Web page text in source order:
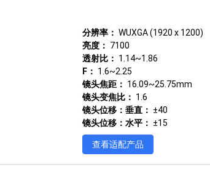
分辨率： WUXGA (1920 x 1200)
亮度： 7100
透射比： 1.14~1.86
F： 1.6~2.25
镜头焦距： 16.09~25.75mm
镜头变焦比： 1.6
镜头位移：垂直： ±40
镜头位移：水平： ±15
查看适配产品